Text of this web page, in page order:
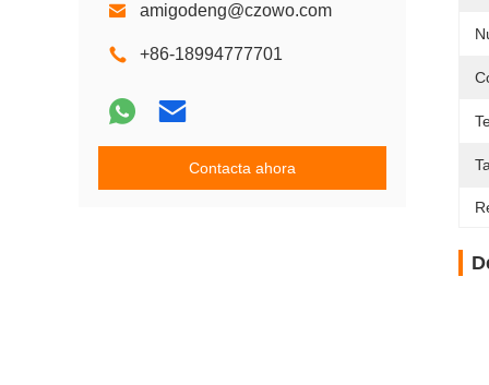
amigodeng@czowo.com
+86-18994777701
Contacta ahora